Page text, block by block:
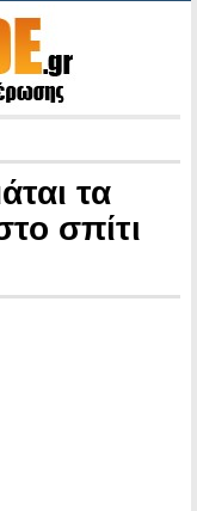
τα
σπίτι